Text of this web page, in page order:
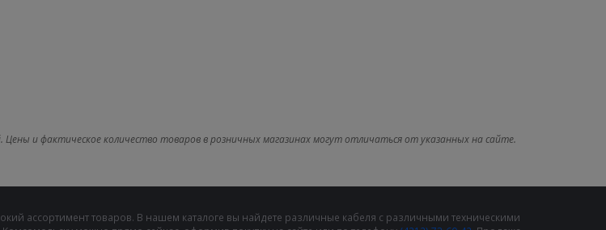
и фактическое количество товаров в розничных магазинах могут отличаться от указанных на сайте.
ассортимент товаров. В нашем каталоге вы найдете различные кабеля с различными техническими